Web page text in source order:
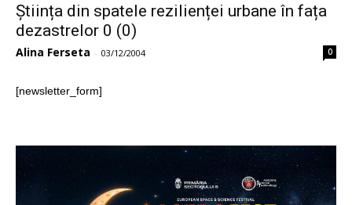
Știința din spatele rezilienței urbane în fața
dezastrelor 0 (0)
Alina Ferseta - 03/12/2004 0
[newsletter_form]